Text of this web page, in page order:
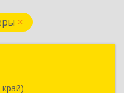
Шпаковский р-